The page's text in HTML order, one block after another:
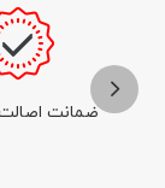
ضمانت